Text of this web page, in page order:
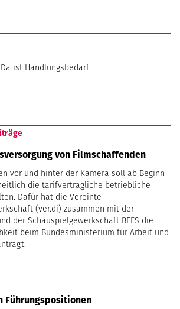
Da ist Handlungsbedarf
von Filmschaffenden
vor und hinter der Kamera soll ab Beginn
die tarifvertragliche betriebliche
Dafür hat die Vereinte
(ver.di) zusammen mit der
der Schauspielgewerkschaft BFFS die
beim Bundesministerium für Arbeit und
Führungspositionen